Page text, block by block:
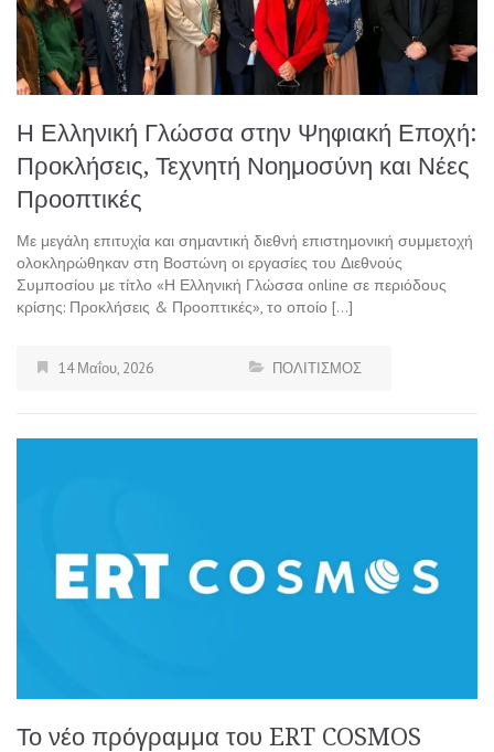
Η Ελληνική Γλώσσα στην Ψηφιακή Εποχή:
Προκλήσεις, Τεχνητή Νοημοσύνη και Νέες
Προοπτικές
Με μεγάλη επιτυχία και σημαντική διεθνή επιστημονική συμμετοχή
ολοκληρώθηκαν στη Βοστώνη οι εργασίες του Διεθνούς
Συμποσίου με τίτλο «Η Ελληνική Γλώσσα online σε περιόδους
κρίσης: Προκλήσεις & Προοπτικές», το οποίο […]
14 Μαΐου, 2026 ΠΟΛΙΤΙΣΜΟΣ
Το νέο πρόγραμμα του ERT COSMOS